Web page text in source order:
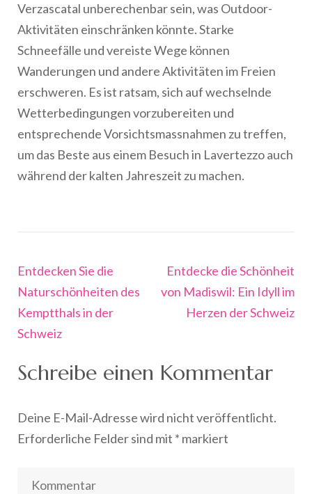
Verzascatal unberechenbar sein, was Outdoor-
Aktivitäten einschränken könnte. Starke
Schneefälle und vereiste Wege können
Wanderungen und andere Aktivitäten im Freien
erschweren. Es ist ratsam, sich auf wechselnde
Wetterbedingungen vorzubereiten und
entsprechende Vorsichtsmassnahmen zu treffen,
um das Beste aus einem Besuch in Lavertezzo auch
während der kalten Jahreszeit zu machen.
Beitragsnavigation
Entdecken Sie die
Naturschönheiten des
Kemptthals in der
Schweiz
Entdecke die Schönheit
von Madiswil: Ein Idyll im
Herzen der Schweiz
Schreibe einen Kommentar
Deine E-Mail-Adresse wird nicht veröffentlicht.
Erforderliche Felder sind mit * markiert